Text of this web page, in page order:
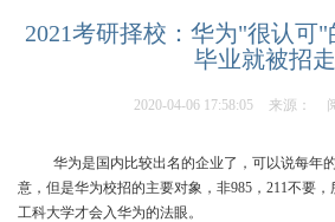
2021考研择校：华为"很认可
毕业就被招走
2020-04-06 17:58:05 来源：
华为是国内比较出名的企业了，可以说每年
意，但是华为校招的主要对象，非985，211不要
工科大学才会入华为的法眼。